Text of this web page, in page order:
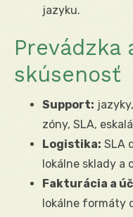
jazyku.
Prevádzka
skúsenosť
Support:
zóny, SLA,
Logistika: SLA
lokálne sklady a
Fakturácia a
lokálne formáty